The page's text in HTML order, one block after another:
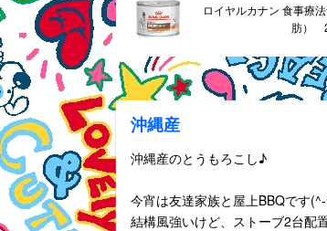
ロイヤルカナン 食事療
肪）
沖縄産
沖縄産のとうもろこし♪
今宵は友達家族と屋上BBQです
結構風強いけど、ストーブ2台配